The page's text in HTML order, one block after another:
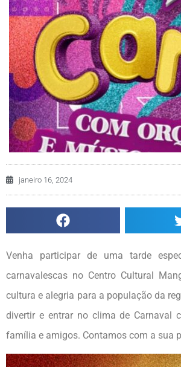
janeiro 16, 2024
Venha participar de uma tarde
carnavalescas no Centro Cultural
cultura e alegria para a população da
divertir e entrar no clima de Carnaval
família e amigos. Contamos com a sua